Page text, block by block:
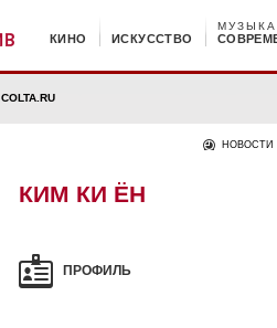
КИНО ИСКУССТВО
МУЗЫКА
COLTA.RU
НОВОСТИ
КИМ КИ ЁН
ПРОФИЛЬ